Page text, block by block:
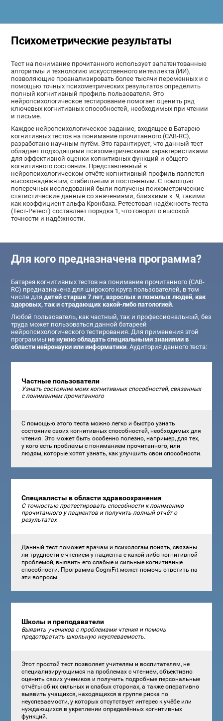
Психометрические результаты
Тест на понимание прочитанного использует запатентованные
алгоритмы и технологию искусственного интеллекта (ИИ),
позволяющие проанализировать более тысячи переменных и с
помощью точных психометрических результатов определить
полный когнитивный профиль пользователя. Это
нейропсихологическое тестирование помогает оценить ряд
ключевых когнитивных способностей, необходимых при чтении
и письме.
Каждое нейропсихологическое задание, входящее в Батарею
когнитивных тестов на понимание прочитанного (CAB-RC),
разработано научным путём. Это гарантирует, что данный тест
обладает подходящими психометрическими характеристиками
для эффективной оценки когнитивных функций и общего
когнитивного состояния. Представленный в
нейропсихологическом отчёте когнитивный профиль является
высоконадёжным, стабильным и постоянным. С помощью
поперечных исследований были получены психометрические
статистические данные со значениями, близкими к .9, такими
как коэффициент альфа Кронбаха. Ретестовая надёжность теста
(Тест-Ретест) составляет порядка 1, что говорит о высокой
точности и надёжности.
Для кого предназначена программа?
Батарея когнитивных тестов на понимание прочитанного (CAB-
RC) предназначена для широкого круга пользователей, в том
числе длядетей старше 7 лет, взрослых и пожилых людей, как
здоровых, так и страдающих какой-либо патологией.
Любой пользователь, как частный, так и профессиональный, без
труда может пользоваться данной батареей
нейропсихологического тестирования. Для применения этой
программыне нужно обладать специальными знаниями в
области нейронауки или информатики. Аудитория данного теста:
Частные пользователи
Узнать состояние моих когнитивных способностей, связанных
с пониманием прочитанного
С помощью этого теста можно легко и быстро узнать
состояние своих когнитивных способностей, необходимых для
чтения. Это может быть особенно полезно, например, для тех,
у кого есть проблемы с пониманием прочитанного, или
людям, которые хотят узнать, как улучшить свои способности.
Специалисты в области здравоохранения
С точностью протестировать способности к пониманию
прочитанного у пациентов и получить полный отчёт о
результатах
Данный тест поможет врачам и психологам понять, связаны
ли трудности с чтением у пациента с какой-либо когнитивной
проблемой, выявить его слабые и сильные когнитивные
способности. Программа CogniFit может помочь ответить на
эти вопросы.
Школы и преподаватели
Выявить учеников с проблемами чтения и помочь
предотвратить школьную неуспеваемость.
Этот простой тест позволяет учителям и воспитателям, не
специализирующимся на проблемах с чтением, объективно
оценить своих учеников и получить подробные персональные
отчёты об их сильных и слабых сторонах, а также оперативно
выявить учащихся, находящихся в группе риска по
неуспеваемости, у которых отсутствует интерес к учёбе или
нуждающихся в укреплении определённых когнитивных
функций.